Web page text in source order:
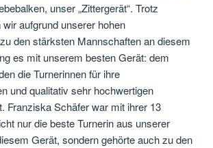
unser „Zittergerät“. Trotz
aufgrund unserer hohen
den stärksten Mannschaften an diesem
es mit unserem besten Gerät: dem
die Turnerinnen für ihre
und qualitativ sehr hochwertigen
Franziska Schäfer war mit ihrer 13
nur die beste Turnerin aus unserer
Gerät, sondern gehörte auch zu den